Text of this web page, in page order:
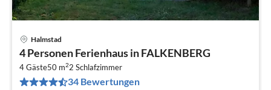
Halmstad
4 Personen Ferienhaus in FALKENBERG
4 Gäste50 m22 Schlafzimmer
34 Bewertungen